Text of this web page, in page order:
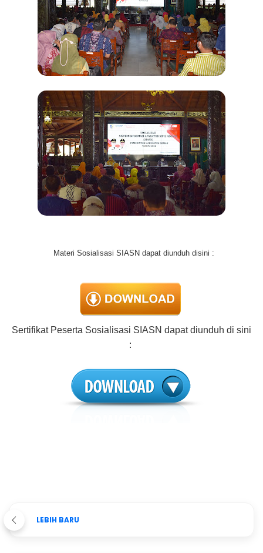
Materi Sosialisasi SIASN dapat diunduh disini :
Sertifikat Peserta Sosialisasi SIASN dapat diunduh di sini
:
LEBIH BARU